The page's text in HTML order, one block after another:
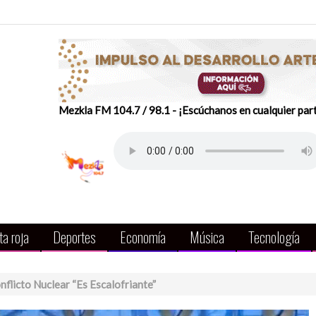
Mezkla FM 104.7 / 98.1 - ¡Escúchanos en cualquier
roja Deportes Economía Música Tecnología
Nuclear “es Escalofriante”